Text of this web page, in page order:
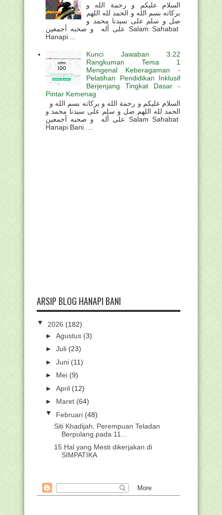
السلام عليكم و رحمة الله و
بركاته بسم الله و الحمد لله اللهم
صل و سلم على سيدنا محمد و
على أله و صحبه أجمعين Salam Sahabat
Hanapi ...
Kunci Jawaban 3.22
Rangkuman Tema 1
Mengenal Keberagaman -
Pelatihan Pendidikan Inklusif
Berjenjang Tingkat Dasar -
Pintar Kemenag
الحمد لله اللهم صل و سلم على سيدنا محمد و
على أله و صحبه أجمعين Salam Sahabat
Hanapi Bani ....
ARSIP BLOG HANAPI BANI
▼ 2026 (182)
► Agustus (3)
► Juli (23)
► Juni (11)
► Mei (9)
► April (12)
► Maret (64)
▼ Februari (48)
Siti Khadijah, Perempuan Teladan
Berpulang pada 11...
15 Hal yang Mesti dikerjakan di
SIMPATIKA
Struktur Kurikulum Madrasah Aliyah
(MA) Berdasarka...